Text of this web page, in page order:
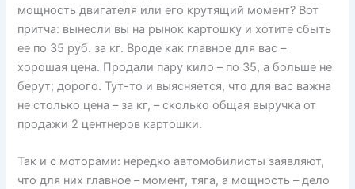
мощность двигателя или его крутящий момент? Вот
притча: вынесли вы на рынок картошку и хотите сбыть
ее по 35 руб. за кг. Вроде как главное для вас –
хорошая цена. Продали пару кило – по 35, а больше не
берут; дорого. Тут-то и выясняется, что для вас важна
не столько цена – за кг, – сколько общая выручка от
продажи 2 центнеров картошки.
Так и с моторами: нередко автомобилисты заявляют,
что для них главное – момент, тяга, а мощность – дело